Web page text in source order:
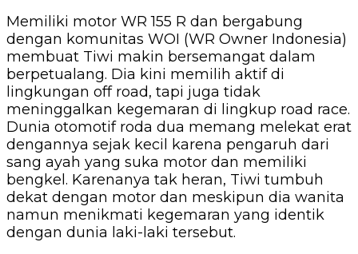
Memiliki motor WR 155 R dan bergabung
dengan komunitas WOI (WR Owner Indonesia)
membuat Tiwi makin bersemangat dalam
berpetualang. Dia kini memilih aktif di
lingkungan off road, tapi juga tidak
meninggalkan kegemaran di lingkup road race.
Dunia otomotif roda dua memang melekat erat
dengannya sejak kecil karena pengaruh dari
sang ayah yang suka motor dan memiliki
bengkel. Karenanya tak heran, Tiwi tumbuh
dekat dengan motor dan meskipun dia wanita
namun menikmati kegemaran yang identik
dengan dunia laki-laki tersebut.